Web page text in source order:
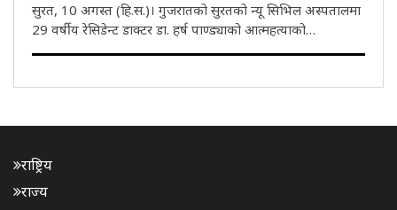
सुरत, 10 अगस्त (हि.स.)। गुजरातको सुरतको न्यू सिभिल अस्पतालमा
29 वर्षीय रेसिडेन्ट डाक्टर डा. हर्ष पाण्ड्याको आत्महत्याको
अनुसन्धानका क्रममा ऱ्यागिङको गम्भीर घटना प्रकाशमा आएको छ।
डाक्टरहरूलाई ..
राष्ट्रिय
राज्य